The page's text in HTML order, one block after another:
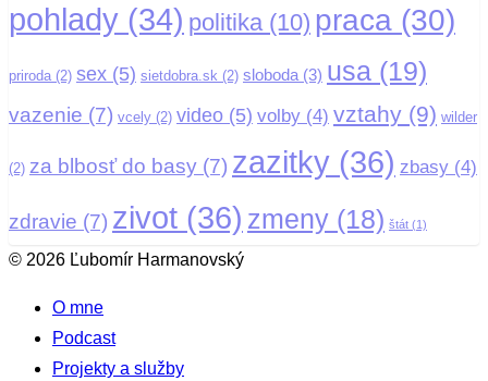
pohlady (34) politika(10) praca (30)
priroda (2) sex (5) sietdobra.sk (2) sloboda (3) usa (19)
vazenie (7) vcely (2) video (5) volby (4) vztahy (9) wilder
(2) za blbosť do basy (7) zazitky (36) zbasy (4)
zdravie (7) zivot (36) zmeny (18) štát (1)
© 2026 Ľubomír Harmanovský
O mne
Podcast
Projekty a služby